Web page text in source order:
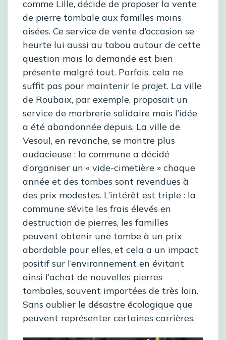
comme Lille, décide de proposer la vente
de pierre tombale aux familles moins
aisées. Ce service de vente d’occasion se
heurte lui aussi au tabou autour de cette
question mais la demande est bien
présente malgré tout. Parfois, cela ne
suffit pas pour maintenir le projet. La ville
de Roubaix, par exemple, proposait un
service de marbrerie solidaire mais l’idée
a été abandonnée depuis. La ville de
Vesoul, en revanche, se montre plus
audacieuse : la commune a décidé
d’organiser un « vide-cimetière » chaque
année et des tombes sont revendues à
des prix modestes. L’intérêt est triple : la
commune s’évite les frais élevés en
destruction de pierres, les familles
peuvent obtenir une tombe à un prix
abordable pour elles, et cela a un impact
positif sur l’environnement en évitant
ainsi l’achat de nouvelles pierres
tombales, souvent importées de très loin.
Sans oublier le désastre écologique que
peuvent représenter certaines carrières.